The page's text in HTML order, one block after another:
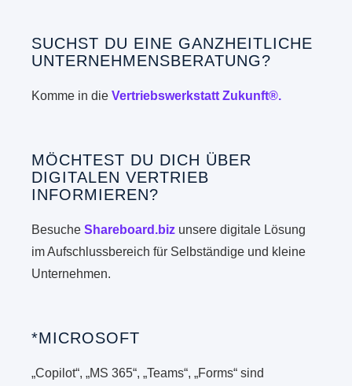
SUCHST DU EINE GANZHEITLICHE
UNTERNEHMENSBERATUNG?
Komme in dieVertriebswerkstatt Zukunft®.
MÖCHTEST DU DICH ÜBER
DIGITALEN VERTRIEB
INFORMIEREN?
BesucheShareboard.biz unsere digitale Lösung
im Aufschlussbereich für Selbständige und kleine
Unternehmen.
*MICROSOFT
„Copilot“, „MS 365“, „Teams“, „Forms“ sind